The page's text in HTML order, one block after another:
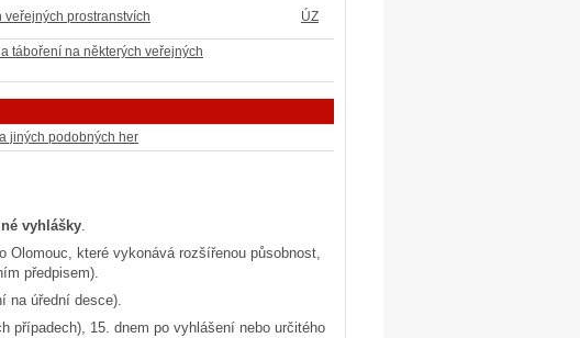
veřejných prostranstvích ÚZ
táboření na některých veřejných
jiných podobných her
vyhlášky.
Olomouc, které vykonává rozšířenou působnost,
předpisem).
na úřední desce).
případech), 15. dnem po vyhlášení nebo určitého